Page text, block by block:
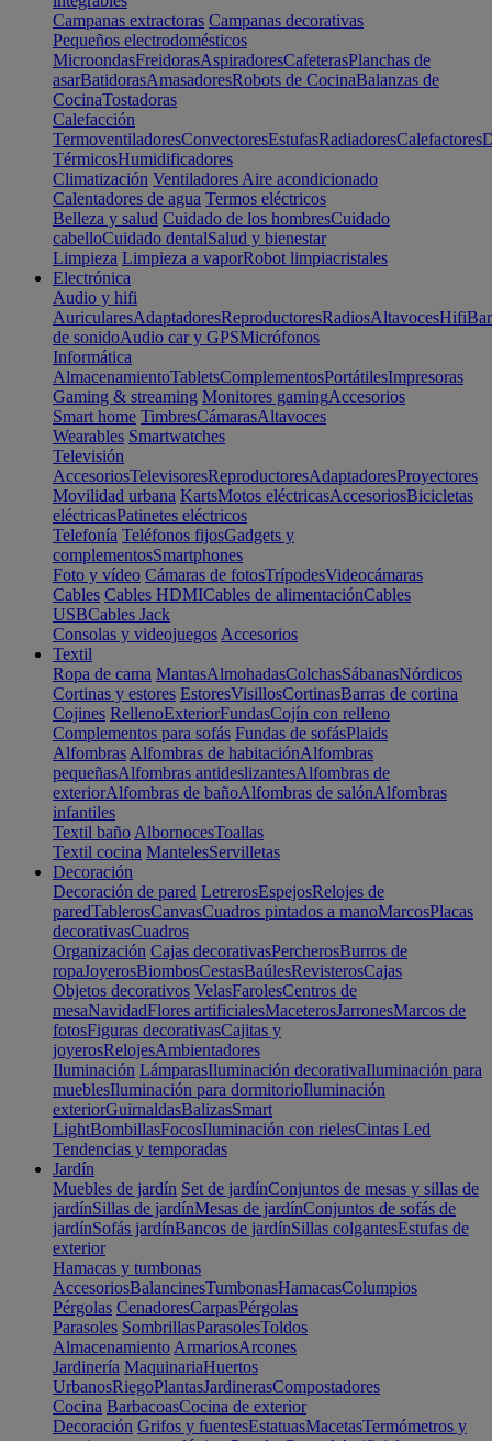
Campanas extractoras Campanas decorativas
Pequeños electrodomésticos
MicroondasFreidorasAspiradoresCafeterasPlanchas de
asarBatidorasAmasadoresRobots de CocinaBalanzas de
CocinaTostadoras
Calefacción
TermoventiladoresConvectoresEstufasRadiadoresCalefactores
TérmicosHumidificadores
Climatización Ventiladores Aire acondicionado
Calentadores de agua Termos eléctricos
Belleza y salud Cuidado de los hombresCuidado
cabelloCuidado dentalSalud y bienestar
Limpieza Limpieza a vaporRobot limpiacristales
Electrónica
Audio y hifi
AuricularesAdaptadoresReproductoresRadiosAltavocesHifi
de sonidoAudio car y GPSMicrófonos
Informática
AlmacenamientoTabletsComplementosPortátilesImpresoras
Gaming & streaming Monitores gamingAccesorios
Smart home TimbresCámarasAltavoces
Wearables Smartwatches
Televisión
AccesoriosTelevisoresReproductoresAdaptadoresProyectores
Movilidad urbana KartsMotos eléctricasAccesoriosBicicletas
eléctricasPatinetes eléctricos
Telefonía Teléfonos fijosGadgets y
complementosSmartphones
Foto y vídeo Cámaras de fotosTrípodesVideocámaras
Cables Cables HDMICables de alimentaciónCables
USBCables Jack
Consolas y videojuegos Accesorios
Textil
Ropa de cama MantasAlmohadasColchasSábanasNórdicos
Cortinas y estores EstoresVisillosCortinasBarras de cortina
Cojines RellenoExteriorFundasCojín con relleno
Complementos para sofás Fundas de sofásPlaids
Alfombras Alfombras de habitaciónAlfombras
pequeñasAlfombras antideslizantesAlfombras de
exteriorAlfombras de bañoAlfombras de salónAlfombras
infantiles
Textil baño AlbornocesToallas
Textil cocina MantelesServilletas
Decoración
Decoración de pared LetrerosEspejosRelojes de
paredTablerosCanvasCuadros pintados a manoMarcosPlacas
decorativasCuadros
Organización Cajas decorativasPercherosBurros de
ropaJoyerosBiombosCestasBaúlesRevisterosCajas
Objetos decorativos VelasFarolesCentros de
mesaNavidadFlores artificialesMaceterosJarronesMarcos de
fotosFiguras decorativasCajitas y
joyerosRelojesAmbientadores
Iluminación LámparasIluminación decorativaIluminación para
mueblesIluminación para dormitorioIluminación
exteriorGuirnaldasBalizasSmart
LightBombillasFocosIluminación con rielesCintas Led
Tendencias y temporadas
Jardín
Muebles de jardín Set de jardínConjuntos de mesas y sillas de
jardínSillas de jardínMesas de jardínConjuntos de sofás de
jardínSofás jardínBancos de jardínSillas colgantesEstufas de
exterior
Hamacas y tumbonas
AccesoriosBalancinesTumbonasHamacasColumpios
Pérgolas CenadoresCarpasPérgolas
Parasoles SombrillasParasolesToldos
Almacenamiento ArmariosArcones
Jardinería MaquinariaHuertos
UrbanosRiegoPlantasJardinerasCompostadores
Cocina BarbacoasCocina de exterior
Decoración Grifos y fuentesEstatuasMacetasTermómetros y